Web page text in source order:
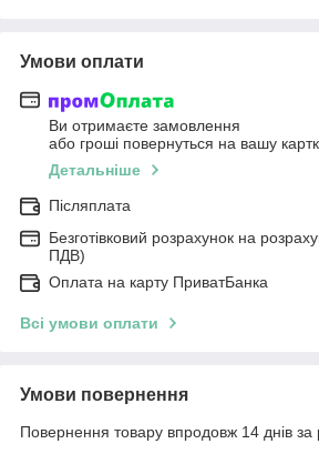
Умови оплати
Ви отримаєте замовлення
або гроші повернуться на вашу
Детальніше
Післяплата
Безготівковий розрахунок на
ПДВ)
Оплата на карту ПриватБанка
Всі умови оплати
Умови повернення
Повернення товару впродовж 14 днів за